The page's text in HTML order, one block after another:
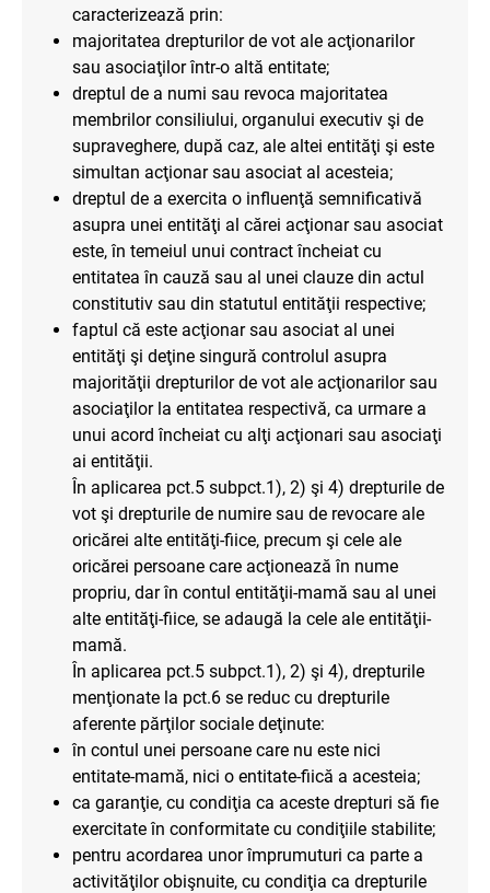
caracterizează prin:
majoritatea drepturilor de vot ale acţionarilor
sau asociaţilor într-o altă entitate;
dreptul de a numi sau revoca majoritatea
membrilor consiliului, organului executiv şi de
supraveghere, după caz, ale altei entităţi şi este
simultan acţionar sau asociat al acesteia;
dreptul de a exercita o influenţă semnificativă
asupra unei entităţi al cărei acţionar sau asociat
este, în temeiul unui contract încheiat cu
entitatea în cauză sau al unei clauze din actul
constitutiv sau din statutul entităţii respective;
faptul că este acţionar sau asociat al unei
entităţi şi deţine singură controlul asupra
majorităţii drepturilor de vot ale acţionarilor sau
asociaţilor la entitatea respectivă, ca urmare a
unui acord încheiat cu alţi acţionari sau asociaţi
ai entităţii.
În aplicarea pct.5 subpct.1), 2) şi 4) drepturile de
vot şi drepturile de numire sau de revocare ale
oricărei alte entităţi-fiice, precum şi cele ale
oricărei persoane care acţionează în nume
propriu, dar în contul entităţii-mamă sau al unei
alte entităţi-fiice, se adaugă la cele ale entităţii-
mamă.
În aplicarea pct.5 subpct.1), 2) şi 4), drepturile
menţionate la pct.6 se reduc cu drepturile
aferente părţilor sociale deţinute:
în contul unei persoane care nu este nici
entitate-mamă, nici o entitate-fiică a acesteia;
ca garanţie, cu condiţia ca aceste drepturi să fie
exercitate în conformitate cu condiţiile stabilite;
pentru acordarea unor împrumuturi ca parte a
activităţilor obişnuite, cu condiţia ca drepturile